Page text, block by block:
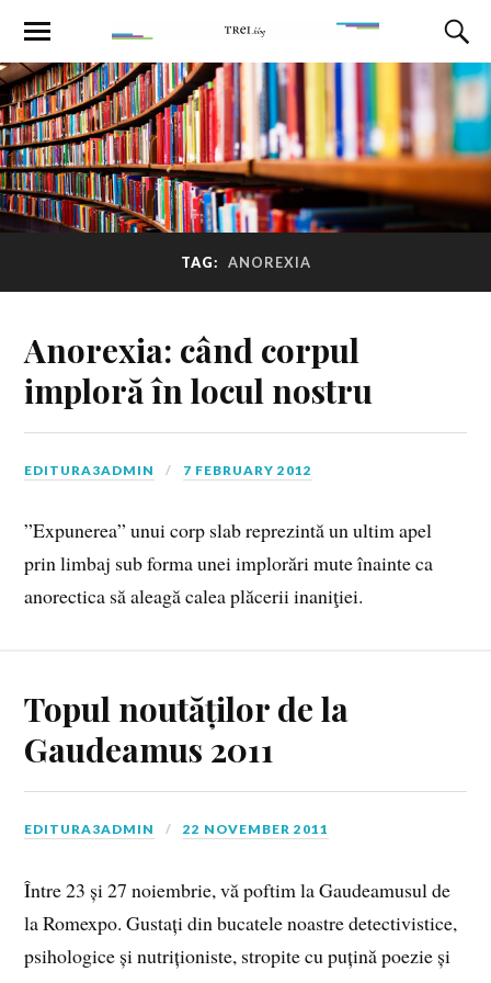
TAG: ANOREXIA
Anorexia: când corpul
imploră în locul nostru
EDITURA3ADMIN 7 FEBRUARY 2012
”Expunerea” unui corp slab reprezintă un ultim apel
prin limbaj sub forma unei implorări mute înainte ca
anorectica să aleagă calea plăcerii inaniţiei.
Topul noutăților de la
Gaudeamus 2011
EDITURA3ADMIN 22 NOVEMBER 2011
Între 23 și 27 noiembrie, vă poftim la Gaudeamusul de
la Romexpo. Gustați din bucatele noastre detectivistice,
psihologice și nutriționiste, stropite cu puțină poezie și